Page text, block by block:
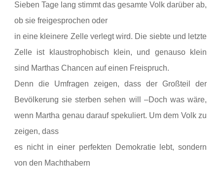
Sieben Tage lang stimmt das gesamte Volk darüber ab,
ob sie freigesprochen oder
in eine kleinere Zelle verlegt wird. Die siebte und letzte
Zelle ist
klaustrophobisch klein, und genauso klein
sind Marthas Chancen auf einen Freispruch.
Denn die Umfragen zeigen, dass der Großteil der
Bevölkerung siesterben sehen will –Doch was wäre,
wenn Martha genau darauf spekuliert. Um dem Volk zu
zeigen, dass
es nicht in einer perfekten Demokratie lebt, sondern
von den Machthabern